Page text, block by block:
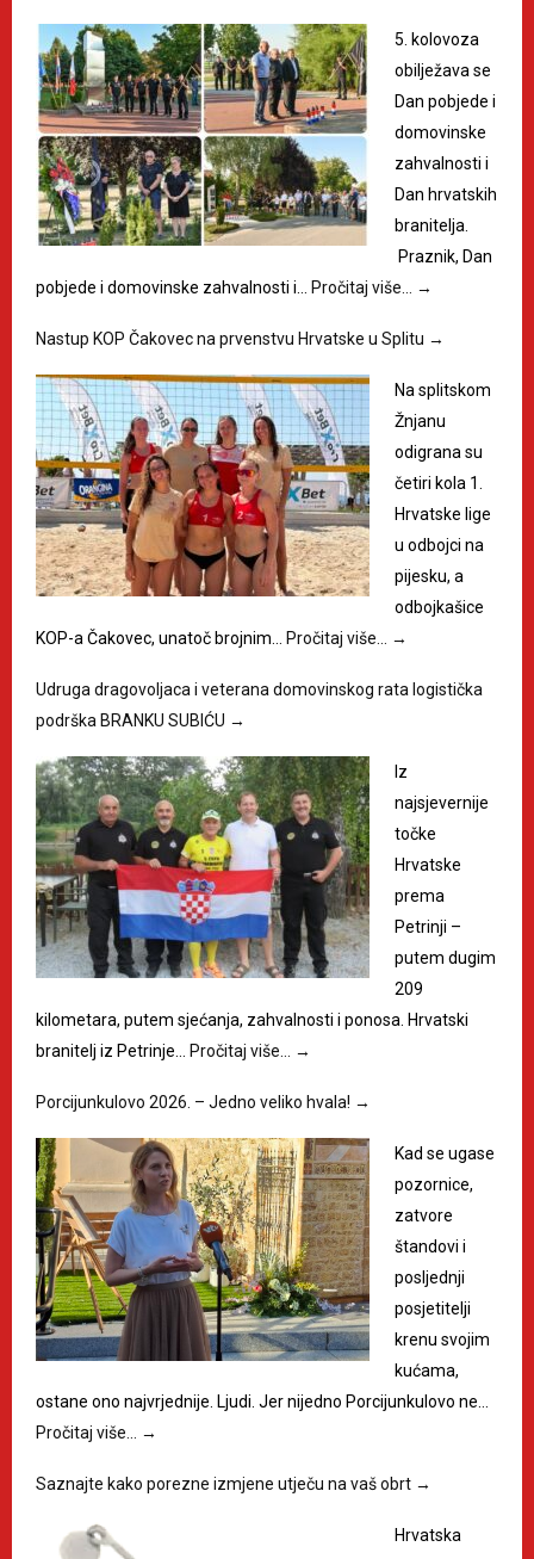
5. kolovoza
obilježava se
Dan pobjede i
domovinske
zahvalnosti i
Dan hrvatskih
branitelja.
Praznik, Dan
pobjede i domovinske zahvalnosti i… Pročitaj više… →
Nastup KOP Čakovec na prvenstvu Hrvatske u Splitu →
Na splitskom
Žnjanu
odigrana su
četiri kola 1.
Hrvatske lige
u odbojci na
pijesku, a
odbojkašice
KOP-a Čakovec, unatoč brojnim… Pročitaj više… →
Udruga dragovoljaca i veterana domovinskog rata logistička
podrška BRANKU SUBIĆU →
Iz
najsjevernije
točke
Hrvatske
prema
Petrinji –
putem dugim
209
kilometara, putem sjećanja, zahvalnosti i ponosa. Hrvatski
branitelj iz Petrinje… Pročitaj više… →
Porcijunkulovo 2026. – Jedno veliko hvala! →
Kad se ugase
pozornice,
zatvore
štandovi i
posljednji
posjetitelji
krenu svojim
kućama,
ostane ono najvrjednije. Ljudi. Jer nijedno Porcijunkulovo ne…
Pročitaj više… →
Saznajte kako porezne izmjene utječu na vaš obrt →
Hrvatska